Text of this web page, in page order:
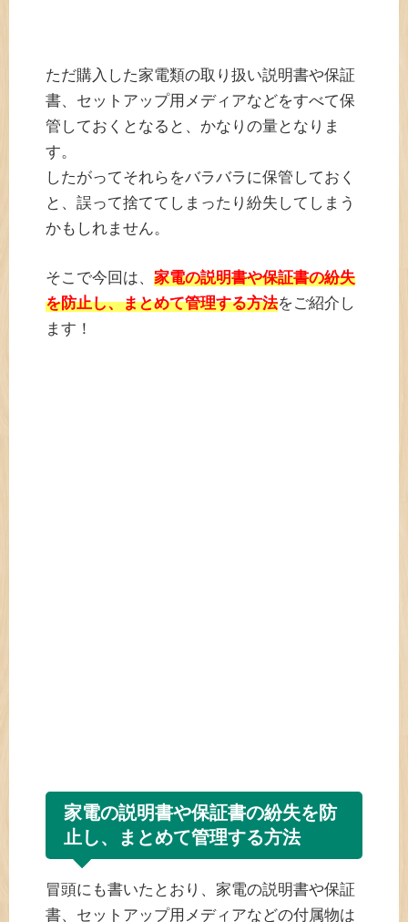
ただ購入した家電類の取り扱い説明書や保証
書、セットアップ用メディアなどをすべて保
管しておくとなると、かなりの量となりま
す。
したがってそれらをバラバラに保管しておく
と、誤って捨ててしまったり紛失してしまう
かもしれません。
そこで今回は、 家電の説明書や保証書の紛失
を防止し、まとめて管理する方法をご紹介し
ます！
家電の説明書や保証書の紛失を防
止し、まとめて管理する方法
冒頭にも書いたとおり、家電の説明書や保証
書、セットアップ用メディアなどの付属物は